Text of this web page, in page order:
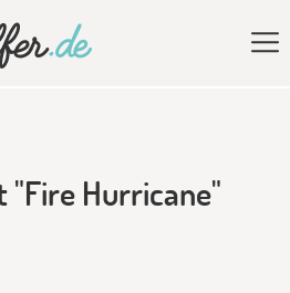
"Fire Hurricane"